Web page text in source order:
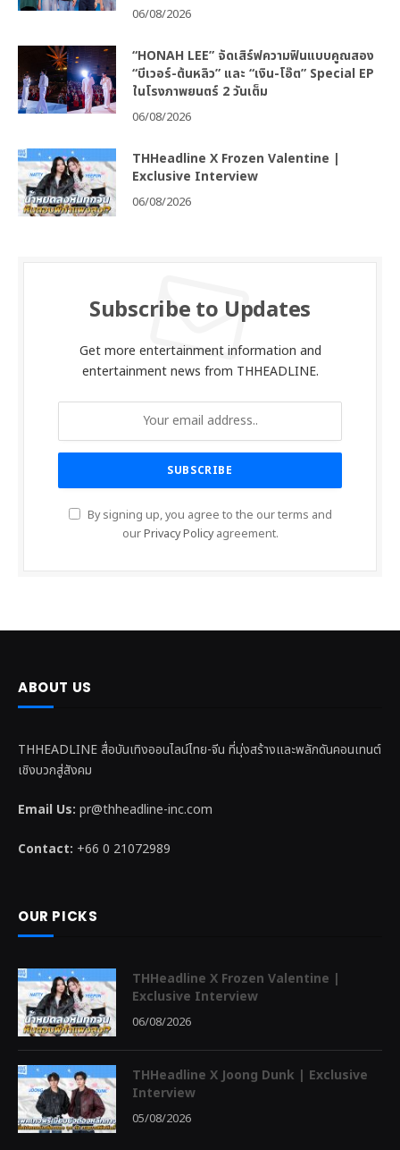
06/08/2026
“HONAH LEE” จัดเสิร์ฟความฟินแบบคูณสอง
“บีเวอร์-ต้นหลิว” และ “เงิน-โอ๊ต” Special EP
ในโรงภาพยนตร์ 2 วันเต็ม
06/08/2026
THHeadline X Frozen Valentine |
Exclusive Interview
06/08/2026
Subscribe to Updates
Get more entertainment information and
entertainment news from THHEADLINE.
By signing up, you agree to the our terms and
ourPrivacy Policyagreement.
ABOUT US
THHEADLINE สื่อบันเทิงออนไลน์ไทย-จีน ที่มุ่งสร้างและพลักดันคอนเทนต์
เชิงบวกสู่สังคม
Email Us: pr@thheadline-inc.com
Contact: +66 0 21072989
OUR PICKS
THHeadline X Frozen Valentine |
Exclusive Interview
06/08/2026
THHeadline X Joong Dunk | Exclusive
Interview
05/08/2026